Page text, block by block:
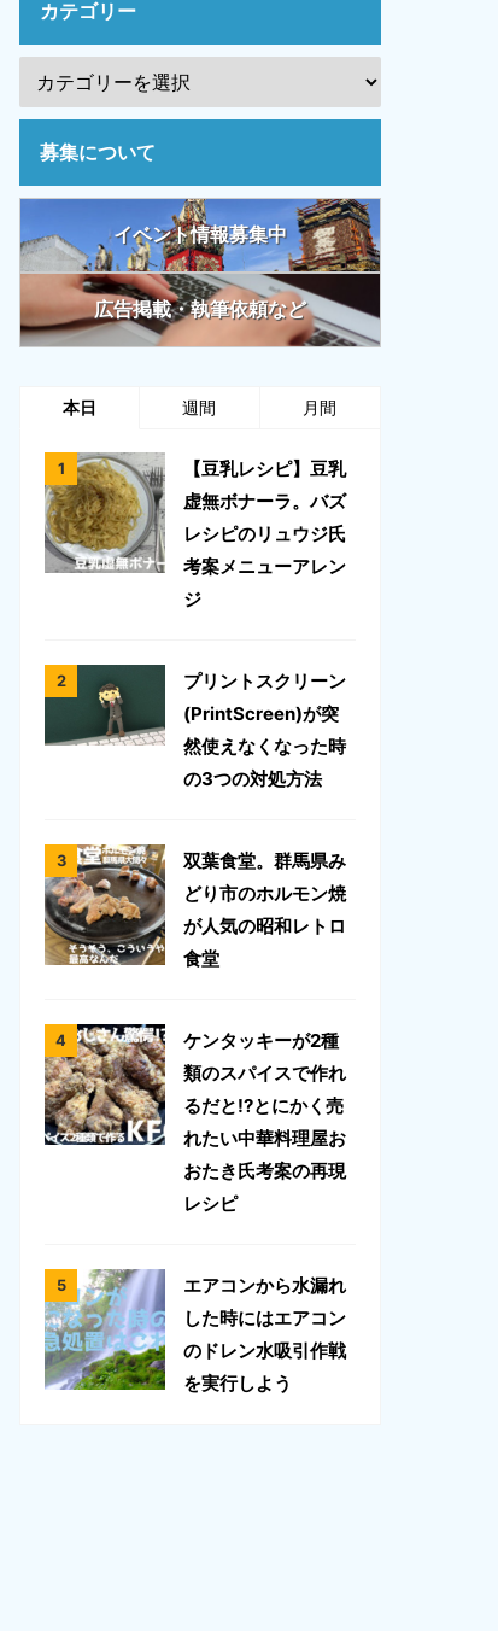
カテゴリー
募集について
イベント情報募集中
広告掲載・執筆依頼など
本日 週間 月間
【豆乳レシピ】豆乳
虚無ボナーラ。バズ
レシピのリュウジ氏
考案メニューアレン
ジ
プリントスクリーン
(PrintScreen)が突
然使えなくなった時
の3つの対処方法
双葉食堂。群馬県み
どり市のホルモン焼
が人気の昭和レトロ
食堂
ケンタッキーが2種
類のスパイスで作れ
るだと!?とにかく売
れたい中華料理屋お
おたき氏考案の再現
レシピ
エアコンから水漏れ
した時にはエアコン
のドレン水吸引作戦
を実行しよう